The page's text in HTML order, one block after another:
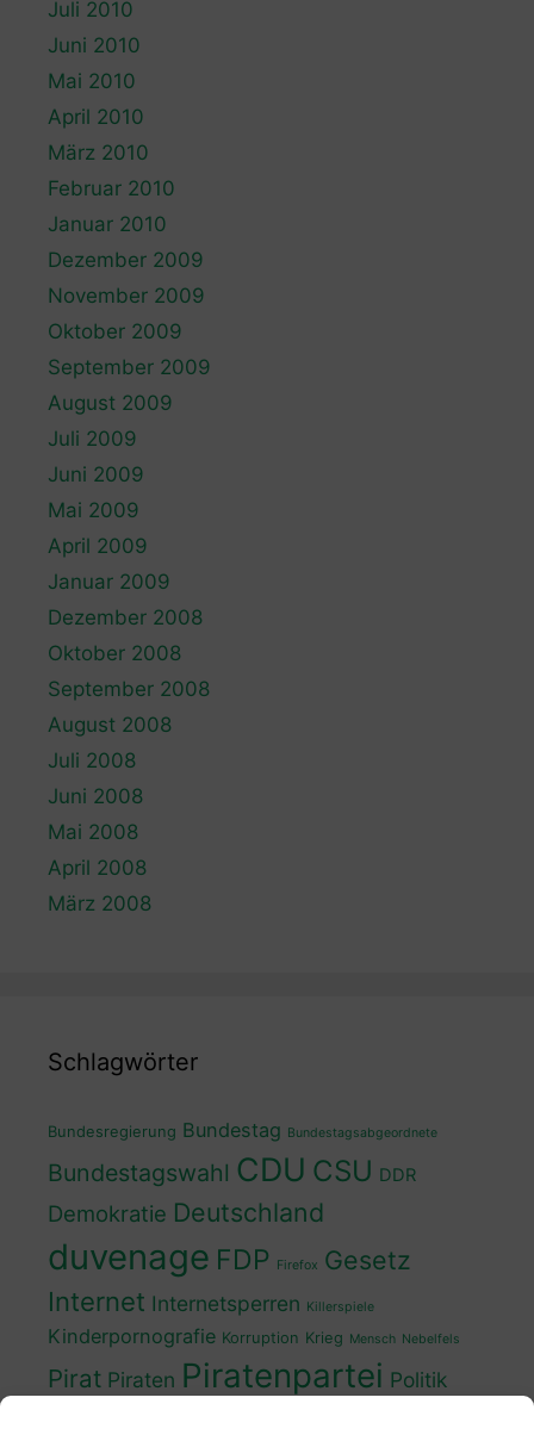
Juli 2010
Juni 2010
Mai 2010
April 2010
März 2010
Februar 2010
Januar 2010
Dezember 2009
November 2009
Oktober 2009
September 2009
August 2009
Juli 2009
Juni 2009
Mai 2009
April 2009
Januar 2009
Dezember 2008
Oktober 2008
September 2008
August 2008
Juli 2008
Juni 2008
Mai 2008
April 2008
März 2008
Schlagwörter
Bundesregierung Bundestag Bundestagsabgeordnete
Bundestagswahl CDU CSU DDR
Demokratie Deutschland
duvenage FDP Firefox Gesetz
Internet Internetsperren Killerspiele
Kinderpornografie Korruption Krieg Mensch Nebelfels
Pirat Piraten Piratenpartei Politik